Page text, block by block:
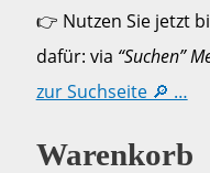
👉 Nutzen Sie jetzt
dafür: via “Suchen”
zur Suchseite 🔎 …
Warenkorb